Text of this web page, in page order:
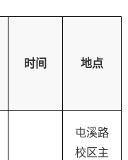
时间 地点
屯溪路
校区主